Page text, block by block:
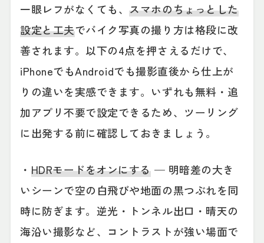
一眼レフがなくても、スマホのちょっとした
設定と工夫でバイク写真の撮り方は格段に改
善されます。以下の4点を押さえるだけで、
iPhoneでもAndroidでも撮影直後から仕上が
りの違いを実感できます。いずれも無料・追
加アプリ不要で設定できるため、ツーリング
に出発する前に確認しておきましょう。
・ HDRモードをオンにする — 明暗差の大き
いシーンで空の白飛びや地面の黒つぶれを同
時に防ぎます。逆光・トンネル出口・晴天の
海沿い撮影など、コントラストが強い場面で